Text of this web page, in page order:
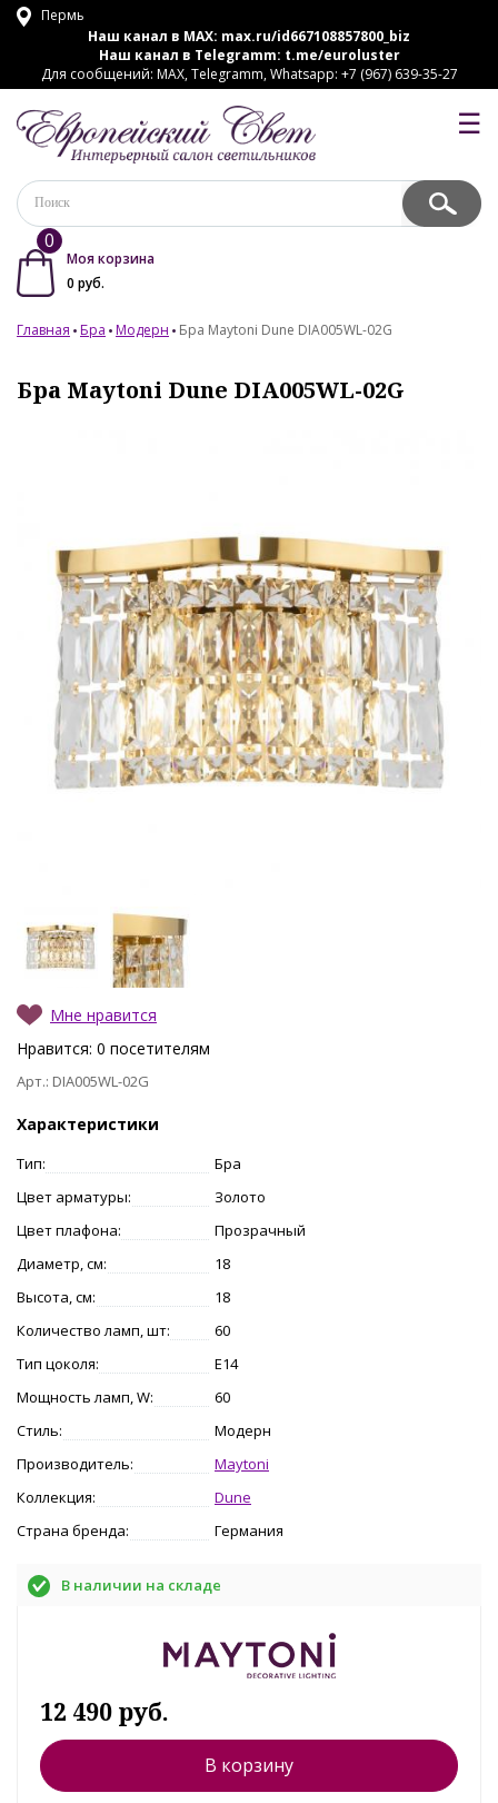
Пермь
Наш канал в MAX: max.ru/id667108857800_biz
Наш канал в Telegramm: t.me/euroluster
Для сообщений: MAX, Telegramm, Whatsapp: +7 (967) 639-35-27
☰
0
Моя корзина
0 руб.
Главная Бра Модерн Бра Maytoni Dune DIA005WL-02G
Бра Maytoni Dune DIA005WL-02G
Мне нравится
Нравится: 0 посетителям
Арт.: DIA005WL-02G
Характеристики
Тип:
Бра
Цвет арматуры:
Золото
Цвет плафона:
Прозрачный
Диаметр, см:
18
Высота, см:
18
Количество ламп, шт:
60
Тип цоколя:
E14
Мощность ламп, W:
60
Стиль:
Модерн
Производитель:
Maytoni
Коллекция:
Dune
Страна бренда:
Германия
В наличии на складе
12 490 руб.
В корзину